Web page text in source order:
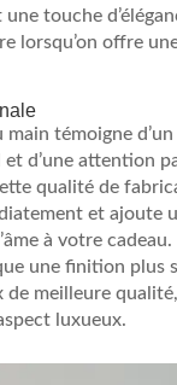
touche
lorsqu’on offre
témoigne
d’une attention
qualité de
et ajoute
à votre cadeau.
une finition plus
de meilleure
luxueux.